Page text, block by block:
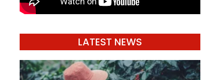
LATEST NEWS